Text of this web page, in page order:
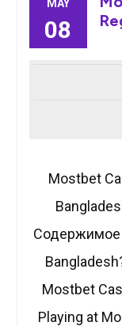
MAY
08
Mostbet
Содержимое
Mostbet
Playing at